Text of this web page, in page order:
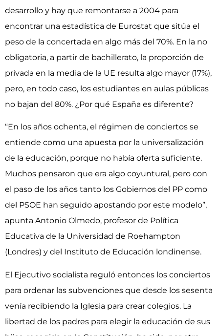
desarrollo y hay que remontarse a 2004 para
encontrar una estadística de Eurostat que sitúa el
peso de la concertada en algo más del 70%. En la no
obligatoria, a partir de bachillerato, la proporción de
privada en la media de la UE resulta algo mayor (17%),
pero, en todo caso, los estudiantes en aulas públicas
no bajan del 80%. ¿Por qué España es diferente?
“En los años ochenta, el régimen de conciertos se
entiende como una apuesta por la universalización
de la educación, porque no había oferta suficiente.
Muchos pensaron que era algo coyuntural, pero con
el paso de los años tanto los Gobiernos del PP como
del PSOE han seguido apostando por este modelo”,
apunta Antonio Olmedo, profesor de Política
Educativa de la Universidad de Roehampton
(Londres) y del Instituto de Educación londinense.
El Ejecutivo socialista reguló entonces los conciertos
para ordenar las subvenciones que desde los sesenta
venía recibiendo la Iglesia para crear colegios. La
libertad de los padres para elegir la educación de sus